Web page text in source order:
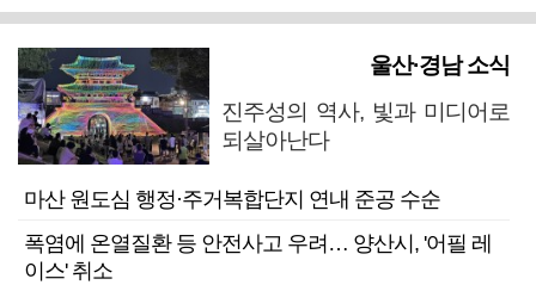
울산·경남 소식
진주성의 역사, 빛과 미디어로
되살아난다
마산 원도심 행정·주거복합단지 연내 준공 수순
폭염에 온열질환 등 안전사고 우려… 양산시, '어필 레
이스' 취소